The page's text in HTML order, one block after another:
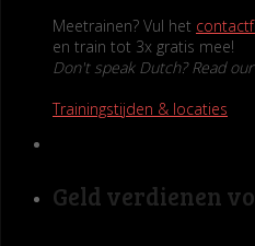
Meetrainen? Vul het
en train tot 3x gratis mee!
Don't speak Dutch? Read our
Trainingstijden & locaties
Geld verdienen